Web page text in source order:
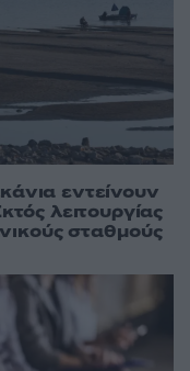
εντείνουν
λειτουργίας
σταθμούς